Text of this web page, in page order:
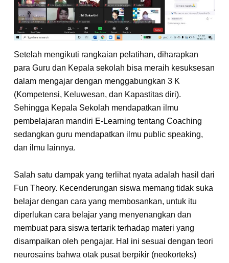
Setelah mengikuti rangkaian pelatihan, diharapkan
para Guru dan Kepala sekolah bisa meraih kesuksesan
dalam mengajar dengan menggabungkan 3 K
(Kompetensi, Keluwesan, dan Kapastitas diri).
Sehingga Kepala Sekolah mendapatkan ilmu
pembelajaran mandiri E-Learning tentang Coaching
sedangkan guru mendapatkan ilmu public speaking,
dan ilmu lainnya.
Salah satu dampak yang terlihat nyata adalah hasil dari
Fun Theory. Kecenderungan siswa memang tidak suka
belajar dengan cara yang membosankan, untuk itu
diperlukan cara belajar yang menyenangkan dan
membuat para siswa tertarik terhadap materi yang
disampaikan oleh pengajar. Hal ini sesuai dengan teori
neurosains bahwa otak pusat berpikir (neokorteks)